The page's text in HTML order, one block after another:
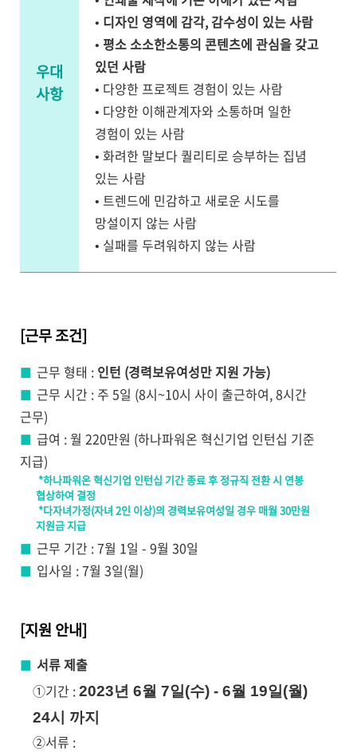
우대
사항
• 디자인 영역에 감각, 감수성이 있는 사람
• 평소 소소한소통의 콘텐츠에 관심을 갖고
있던 사람
• 다양한 프로젝트 경험이 있는 사람
• 다양한 이해관계자와 소통하며 일한
경험이 있는 사람
• 화려한 말보다 퀄리티로 승부하는 집념
있는 사람
• 트렌드에 민감하고 새로운 시도를
망설이지 않는 사람
• 실패를 두려워하지 않는 사람
[근무 조건]
■ ​ 근무 형태 : 인턴 (경력보유여성만 지원 가능)
■ ​ 근무 시간 : 주 5일 (8시~10시 사이 출근하여, 8시간
근무)
■ ​ 급여 : 월 220만원 (하나파워온 혁신기업 인턴십 기준
지급)
*하나파워온 혁신기업 인턴십 기간 종료 후 정규직 전환 시 연봉
협상하여 결정
*다자녀가정(자녀 2인 이상)의 경력보유여성일 경우 매월 30만원
지원금 지급
■ ​ 근무 기간 : 7월 1일 - 9월 30일
■ ​ 입사일 : 7월 3일(월)
[지원 안내]
■ ​ 서류 제출
①기간 :2023년 6월 7일(수) - 6월 19일(월)
24시 까지
②서류 :